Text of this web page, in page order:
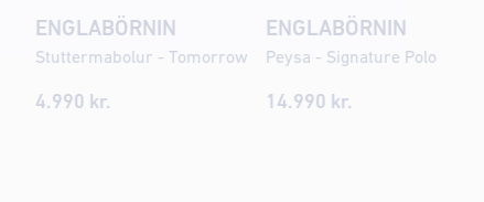
ENGLABÖRNIN
Stuttermabolur - Tomorrow
4.990 kr.
ENGLABÖRNIN
Peysa - Signature Polo
14.990 kr.